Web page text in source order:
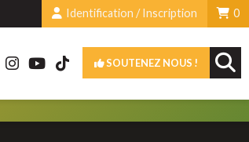
0
Identification / Inscription
SOUTENEZ NOUS !